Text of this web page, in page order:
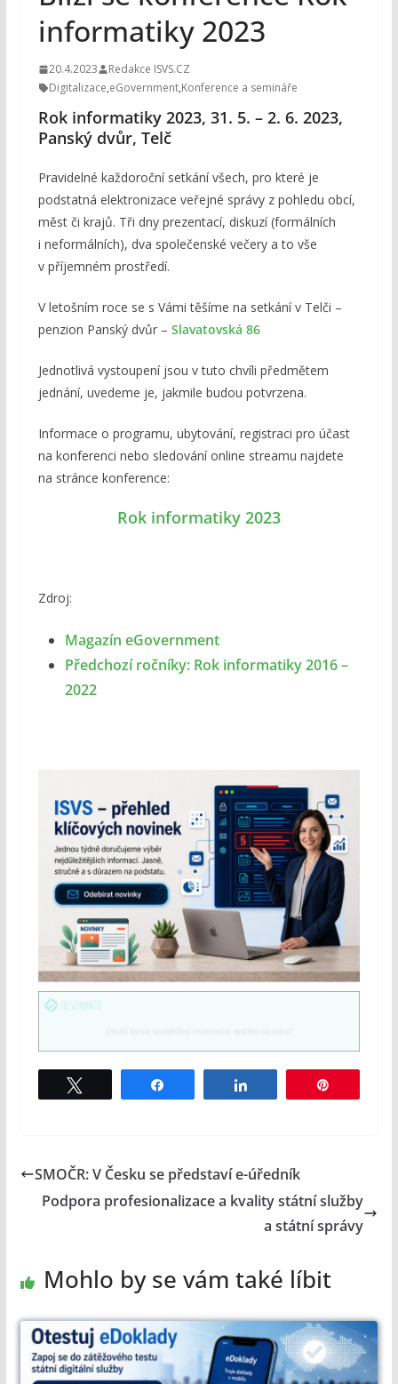
informatiky 2023
20.4.2023
Redakce ISVS.CZ
Digitalizace,eGovernment,Konference a semináře
Rok informatiky 2023, 31. 5. – 2. 6. 2023,
Panský dvůr, Telč
Pravidelné každoroční setkání všech, pro které je
podstatná elektronizace veřejné správy z pohledu obcí,
měst či krajů. Tři dny prezentací, diskuzí (formálních
i neformálních), dva společenské večery a to vše
v příjemném prostředí.
V letošním roce se s Vámi těšíme na setkání v Telči –
penzion Panský dvůr – Slavatovská 86
Jednotlivá vystoupení jsou v tuto chvíli předmětem
jednání, uvedeme je, jakmile budou potvrzena.
Informace o programu, ubytování, registraci pro účast
na konferenci nebo sledování online streamu najdete
na stránce konference:
Rok informatiky 2023
Zdroj:
Magazín eGovernment
Předchozí ročníky: Rok informatiky 2016 –
2022
SMOČR: V Česku se představí e-úředník
Podpora profesionalizace a kvality státní služby
a státní správy
Mohlo by se vám také líbit